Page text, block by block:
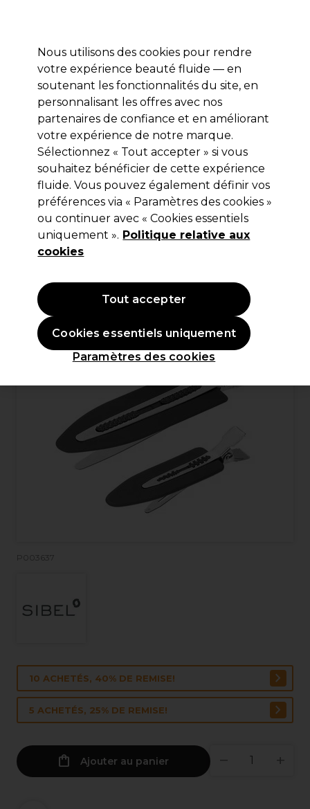
Se connecter
Marques Bons plans Coiffure Electro et Matériel
Livraison et délais
lire la suite
Sibel
Sibel Pince à Cheveux Creaseless
Noir, x4
(1)
4,69 €Hors TVA
P003637
10 ACHETÉS, 40% DE REMISE!
5 ACHETÉS, 25% DE REMISE!
Ajouter au panier
Nous utilisons des cookies pour rendre
votre expérience beauté fluide — en
soutenant les fonctionnalités du site, en
personnalisant les offres avec nos
partenaires de confiance et en améliorant
votre expérience de notre marque.
Sélectionnez « Tout accepter » si vous
souhaitez bénéficier de cette expérience
fluide. Vous pouvez également définir vos
préférences via « Paramètres des cookies »
ou continuer avec « Cookies essentiels
uniquement ». Politique relative aux
cookies
Paramètres des cookies
Cookies essentiels uniquement
Tout accepter